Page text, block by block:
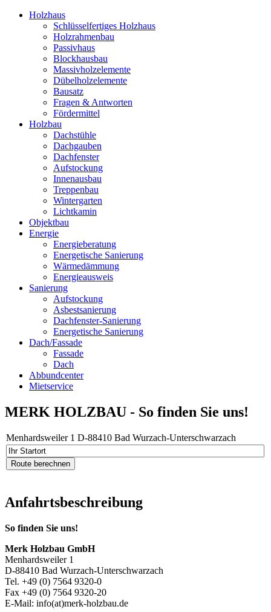
Holzhaus
Schlüsselfertiges Holzhaus
Holzrahmenbau
Passivhaus
Blockhausbau
Massivholzelemente
Dübelholzelemente
Bausatz
Fragen & Antworten
Fördermittel
Holzbau
Dachstühle
Dachgauben
Dachfenster
Aufstockung
Innenausbau
Treppenbau
Wintergarten
Lichtkamin
Objektbau
Energie
Energieberatung
Energetische Sanierung
Wärmedämmung
Energieausweis
Sanierung
Aufstockung
Asbestsanierung
Dachfenster-Sanierung
Energetische Sanierung
Dach/Fassade
Fassade
Dach
Abbundcenter
Mietservice
MERK HOLZBAU - So finden Sie uns!
Menhardsweiler 1 D-88410 Bad Wurzach-Unterschwarzach
Anfahrtsbeschreibung
So finden Sie uns!
Merk Holzbau GmbH
Menhardsweiler 1
D-88410 Bad Wurzach-Unterschwarzach
Tel. +49 (0) 7564 9320-0
Fax +49 (0) 7564 9320-20
E-Mail: info(at)merk-holzbau.de